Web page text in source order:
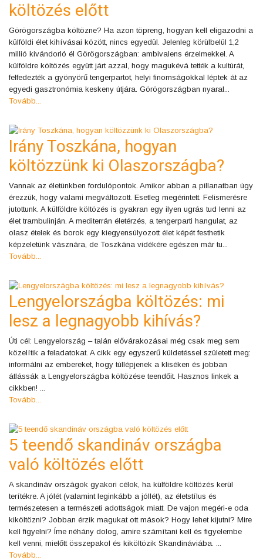
költözés előtt
Görögországba költözne? Ha azon töpreng, hogyan kell eligazodni a
külföldi élet kihívásai között, nincs egyedül. Jelenleg körülbelül 1,2
millió kivándorló él Görögországban: ambivalens érzelmekkel. A
külföldre költözés együtt járt azzal, hogy magukévá tették a kultúrát,
felfedezték a gyönyörű tengerpartot, helyi finomságokkal léptek át az
egyedi gasztronómia keskeny útjára. Görögországban nyaral...
Tovább...
Irány Toszkána, hogyan
költözzünk ki Olaszországba?
Vannak az életünkben fordulópontok. Amikor abban a pillanatban úgy
érezzük, hogy valami megváltozott. Esetleg megérintett. Felismerésre
jutottunk. A külföldre költözés is gyakran egy ilyen ugrás tud lenni az
élet trambulinján. A mediterrán életérzés, a tengerparti hangulat, az
olasz ételek és borok egy kiegyensúlyozott élet képét festhetik
képzeletünk vásznára, de Toszkána vidékére egészen már tu...
Tovább...
Lengyelországba költözés: mi
lesz a legnagyobb kihívás?
Úti cél: Lengyelország – talán elővárakozásai még csak meg sem
közelítik a feladatokat. A cikk egy egyszerű küldetéssel született meg:
informálni az embereket, hogy túllépjenek a kliséken és jobban
átlássák a Lengyelországba költözése teendőit. Hasznos linkek a
cikkben! ...
Tovább...
5 teendő skandináv országba
való költözés előtt
A skandináv országok gyakori célok, ha külföldre költözés kerül
terítékre. A jólét (valamint leginkább a jóllét), az életstílus és
természetesen a természeti adottságok miatt. De vajon megéri-e oda
kiköltözni? Jobban érzik magukat ott mások? Hogy lehet kijutni? Mire
kell figyelni? Íme néhány dolog, amire számítani kell és figyelembe
kell venni, mielőtt összepakol és kiköltözik Skandináviába. ...
Tovább...